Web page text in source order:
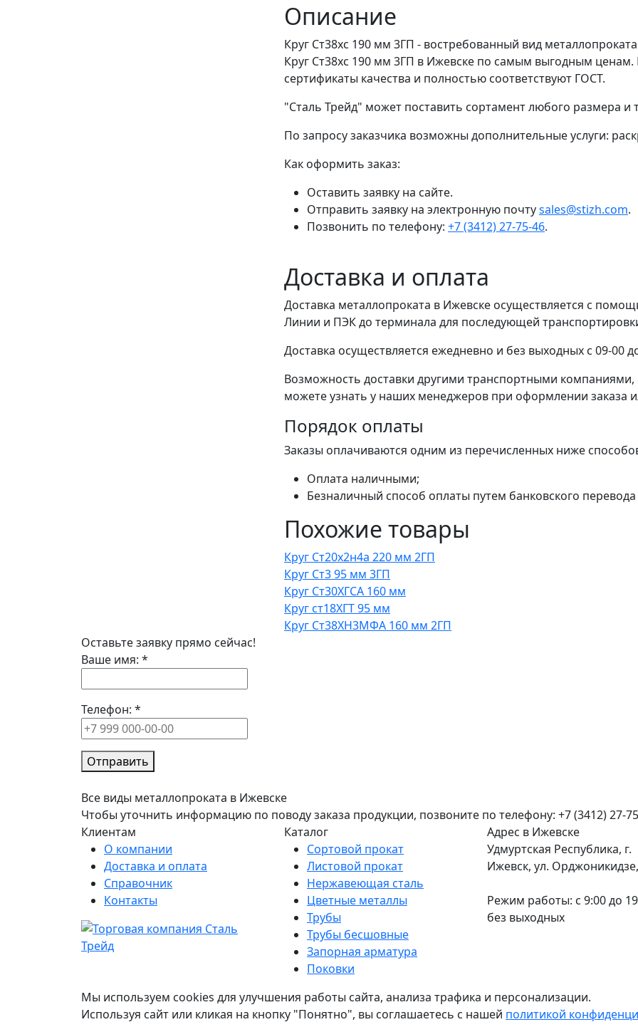
Описание
Круг Ст38хс 190 мм 3ГП - востребованный вид
Круг Ст38хс 190 мм 3ГП в Ижевске по самым выгодным
сертификаты качества и полностью соответствуют ГОСТ.
"Сталь Трейд" может поставить сортамент любого размера
По запросу заказчика возможны дополнительные услуги:
Как оформить заказ:
Оставить заявку на сайте.
Отправить заявку на электронную почтуsales@stizh.com.
Позвонить по телефону: +7 (3412) 27-75-46.
Доставка и оплата
Доставка металлопроката в Ижевске осуществляется с
Линии и ПЭК до терминала для последующей
Доставка осуществляется ежедневно и без выходных с 09-00
Возможность доставки другими транспортными
можете узнать у наших менеджеров при оформлении заказа
Порядок оплаты
Заказы оплачиваются одним из перечисленных ниже
Оплата наличными;
Безналичный способ оплаты путем банковского
Похожие товары
Круг Ст20х2н4а 220 мм 2ГП
Круг Ст3 95 мм 3ГП
Круг Ст30ХГСА 160 мм
Круг ст18ХГТ 95 мм
Круг Ст38ХН3МФА 160 мм 2ГП
Оставьте заявку прямо сейчас!
Ваше имя: *
Телефон: *
Отправить
Все виды металлопроката в Ижевске
Чтобы уточнить информацию по поводу заказа продукции, позвоните по телефону: +7 (3412) 27-
Клиентам
О компании
Доставка и оплата
Справочник
Контакты
Каталог
Сортовой прокат
Листовой прокат
Нержавеющая сталь
Цветные металлы
Трубы
Трубы бесшовные
Запорная арматура
Поковки
Адрес в Ижевске
Удмуртская Республика, г.
Ижевск, ул.
Режим работы: c 9:00 до
без выходных
Мы используем cookies для улучшения работы сайта, анализа трафика и персонализации.
Используя сайт или кликая на кнопку "Понятно", вы соглашаетесь с нашей политикой